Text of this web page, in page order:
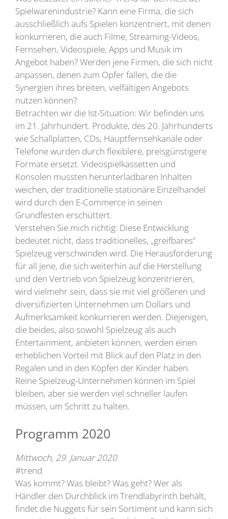
Spielwarenindustrie? Kann eine Firma, die sich
ausschließlich aufs Spielen konzentriert, mit denen
konkurrieren, die auch Filme, Streaming-Videos,
Fernsehen, Videospiele, Apps und Musik im
Angebot haben? Werden jene Firmen, die sich nicht
anpassen, denen zum Opfer fallen, die die
Synergien ihres breiten, vielfältigen Angebots
nutzen können?
Betrachten wir die Ist-Situation: Wir befinden uns
im 21. Jahrhundert. Produkte, des 20. Jahrhunderts
wie Schallplatten, CDs, Hauptfernsehkanäle oder
Telefone wurden durch flexiblere, preisgünstigere
Formate ersetzt. Videospielkassetten und
Konsolen mussten herunterladbaren Inhalten
weichen, der traditionelle stationäre Einzelhandel
wird durch den E-Commerce in seinen
Grundfesten erschüttert.
Verstehen Sie mich richtig: Diese Entwicklung
bedeutet nicht, dass traditionelles, „greifbares“
Spielzeug verschwinden wird. Die Herausforderung
für all jene, die sich weiterhin auf die Herstellung
und den Vertrieb von Spielzeug konzentrieren,
wird vielmehr sein, dass sie mit viel größeren und
diversifizierten Unternehmen um Dollars und
Aufmerksamkeit konkurrieren werden. Diejenigen,
die beides, also sowohl Spielzeug als auch
Entertainment, anbieten können, werden einen
erheblichen Vorteil mit Blick auf den Platz in den
Regalen und in den Köpfen der Kinder haben.
Reine Spielzeug-Unternehmen können im Spiel
bleiben, aber sie werden viel schneller laufen
müssen, um Schritt zu halten.
Programm 2020
Mittwoch, 29. Januar 2020
#trend
Was kommt? Was bleibt? Was geht? Wer als
Händler den Durchblick im Trendlabyrinth behält,
findet die Nuggets für sein Sortiment und kann sich